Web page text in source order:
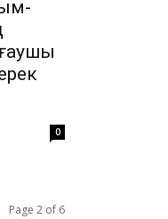
0
Page 2 of 6